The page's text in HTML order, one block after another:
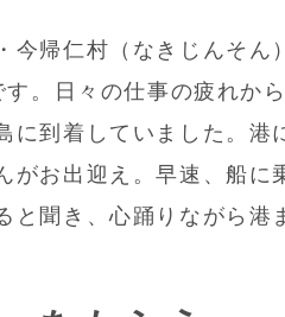
今帰仁村（なきじんそん
。日々の仕事の疲れか
に到着していました。港
がお出迎え。早速、船に
と聞き、心踊りながら港